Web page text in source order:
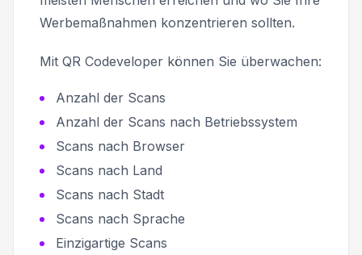
Werbemaßnahmen konzentrieren sollten.
Mit QR Codeveloper können Sie überwachen:
Anzahl der Scans
Anzahl der Scans nach Betriebssystem
Scans nach Browser
Scans nach Land
Scans nach Stadt
Scans nach Sprache
Einzigartige Scans